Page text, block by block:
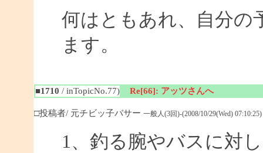
何はともあれ、自分の
ます。
■1710 / inTopicNo.77) Re[66]: アッツさんへ
□投稿者/ 元チビッ子バサー 一般人(3回)-(2008/10/29(Wed) 07:10:25)
1、釣る腕やバスに対